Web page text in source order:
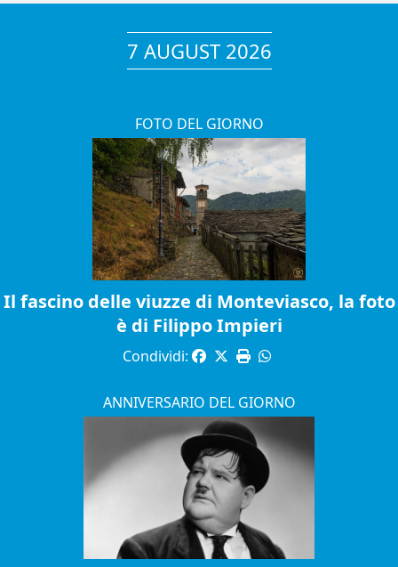
7 AUGUST 2026
FOTO DEL GIORNO
Il fascino delle viuzze di Monteviasco, la foto
è di Filippo Impieri
Condividi:
ANNIVERSARIO DEL GIORNO